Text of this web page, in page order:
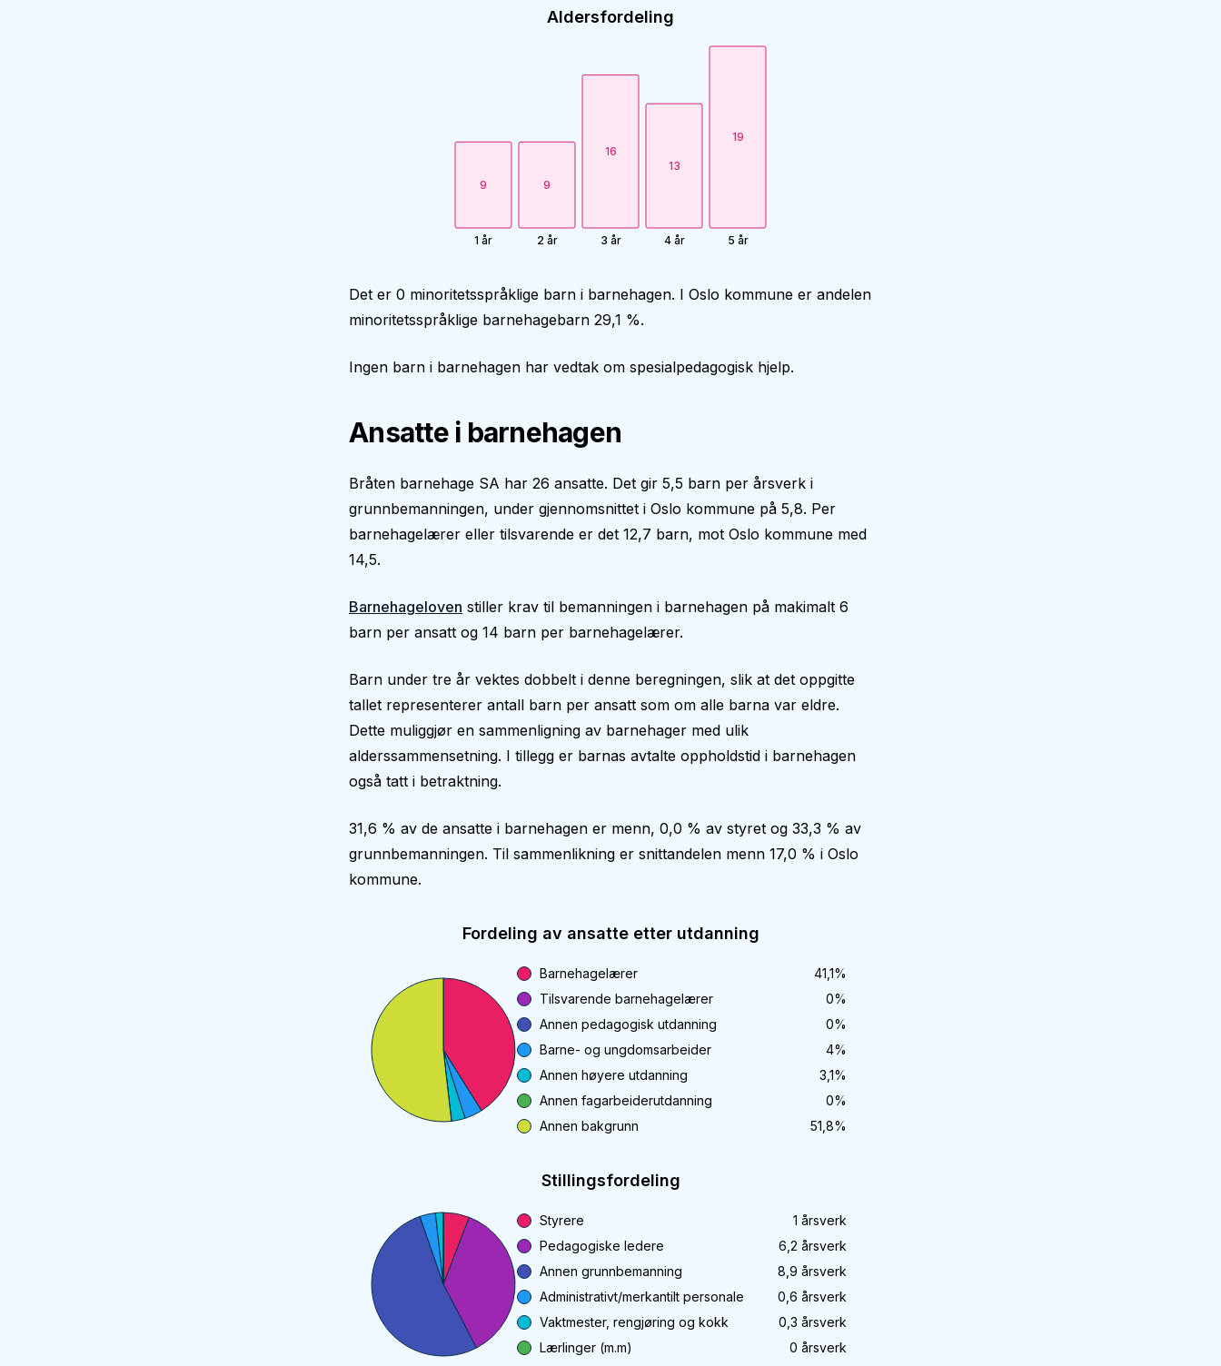
Aldersfordeling
9
1 år
9
2 år
16
3 år
13
4 år
19
5 år
Det er 0 minoritetsspråklige barn i barnehagen. I Oslo kommune er andelen
minoritetsspråklige barnehagebarn 29,1 %.
Ingen barn i barnehagen har vedtak om spesialpedagogisk hjelp.
Ansatte i barnehagen
Bråten barnehage SA har 26 ansatte. Det gir 5,5 barn per årsverk i
grunnbemanningen, under gjennomsnittet i Oslo kommune på 5,8. Per
barnehagelærer eller tilsvarende er det 12,7 barn, mot Oslo kommune med
14,5.
Barnehageloven stiller krav til bemanningen i barnehagen på makimalt 6
barn per ansatt og 14 barn per barnehagelærer.
Barn under tre år vektes dobbelt i denne beregningen, slik at det oppgitte
tallet representerer antall barn per ansatt som om alle barna var eldre.
Dette muliggjør en sammenligning av barnehager med ulik
alderssammensetning. I tillegg er barnas avtalte oppholdstid i barnehagen
også tatt i betraktning.
31,6 % av de ansatte i barnehagen er menn, 0,0 % av styret og 33,3 % av
grunnbemanningen. Til sammenlikning er snittandelen menn 17,0 % i Oslo
kommune.
Fordeling av ansatte etter utdanning
Barnehagelærer 41,1%
Tilsvarende barnehagelærer
0%
Annen pedagogisk utdanning
0%
Barne- og ungdomsarbeider
4%
Annen høyere utdanning
3,1%
Annen fagarbeiderutdanning
0%
Annen bakgrunn
51,8%
Stillingsfordeling
Styrere 1 årsverk
Pedagogiske ledere
6,2 årsverk
Annen grunnbemanning
8,9 årsverk
Administrativt/merkantilt personale
0,6 årsverk
Vaktmester, rengjøring og kokk
0,3 årsverk
Lærlinger (m.m)
0 årsverk